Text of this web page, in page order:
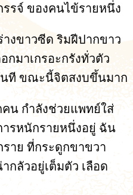
รจ์ ของคนไข้รายหนึ่ง
งขาวซีด ริมฝีปากขาว
กมาเกรอะกรังทั่วตัว
ที ขณะนี้จิตสงบขึ้นมาก
น กำลังช่วยแพทย์ใส่
รหนักรายหนึ่งอยู่ ฉัน
าย ที่กระดูกขาขวา
กลัวอยู่เต็มตัว เลือด